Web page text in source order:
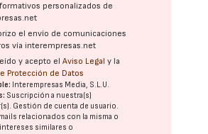
personalizados de
el envío de comunicaciones
vía interempresas.net
y acepto elAviso Legal y la
Protección de Datos
Interempresas Media, S.L.U.
Suscripción a nuestra(s)
Gestión de cuenta de usuario.
relacionados con la misma o
similares o